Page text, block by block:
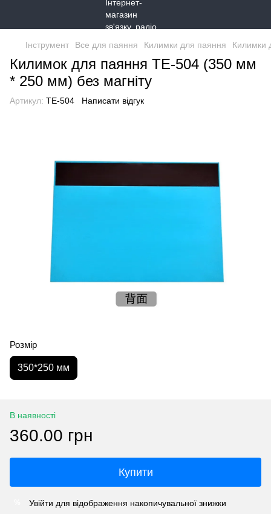
Інструмент Все для паяння Килимки для паяння Килимки
Килимок для паяння TE-504 (350 мм
* 250 мм) без магніту
Артикул: TE-504 Написати відгук
Розмір
350*250 мм
В наявності
360.00 грн
Купити
Увійти для відображення накопичувальної знижки